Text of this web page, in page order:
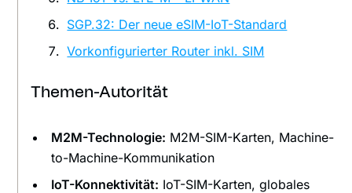
SGP.32: Der neue eSIM-IoT-Standard
Vorkonfigurierter Router inkl. SIM
Themen-Autorität
M2M-Technologie: M2M-SIM-Karten, Machine-
to-Machine-Kommunikation
IoT-Konnektivität: IoT-SIM-Karten, globales